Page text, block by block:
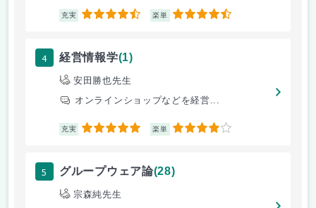
充実 4.5 楽単 4.5
4 経営情報学(1)
安田勝也先生
オンラインショップなどを経営...
充実 5 楽単 4
5 グループウェア論(28)
宗森純先生